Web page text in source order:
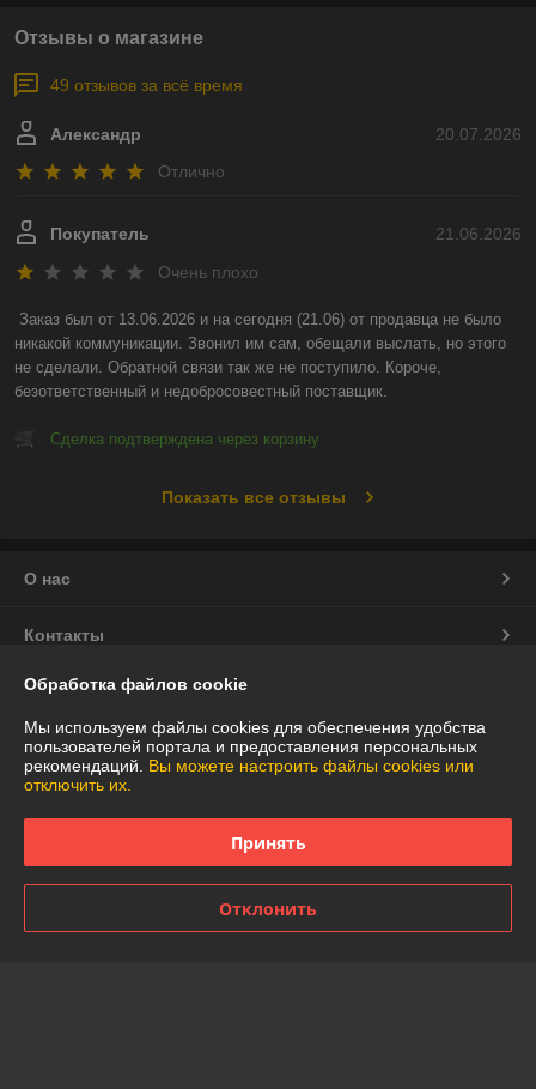
Отзывы о магазине
49 отзывов за всё время
20.07.2026
Александр
Отлично
21.06.2026
Покупатель
Очень плохо
Заказ был от 13.06.2026 и на сегодня (21.06) от продавца не было
никакой коммуникации. Звонил им сам, обещали выслать, но этого
не сделали. Обратной связи так же не поступило. Короче,
безответственный и недобросовестный поставщик.
Сделка подтверждена через корзину
Показать все отзывы
О нас
Контакты
Доставка и оплата
График работы
Политика обработки cookies
Сайт создан на платформе Deal.by
Обработка файлов cookie
Мы используем файлы cookies для обеспечения удобства
пользователей портала и предоставления персональных
рекомендаций. Вы можете настроить файлы cookies или
отключить их.
Принять
Отклонить